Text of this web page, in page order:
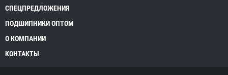
СПЕЦПРЕДЛОЖЕНИЯ
ПОДШИПНИКИ ОПТОМ
О КОМПАНИИ
КОНТАКТЫ